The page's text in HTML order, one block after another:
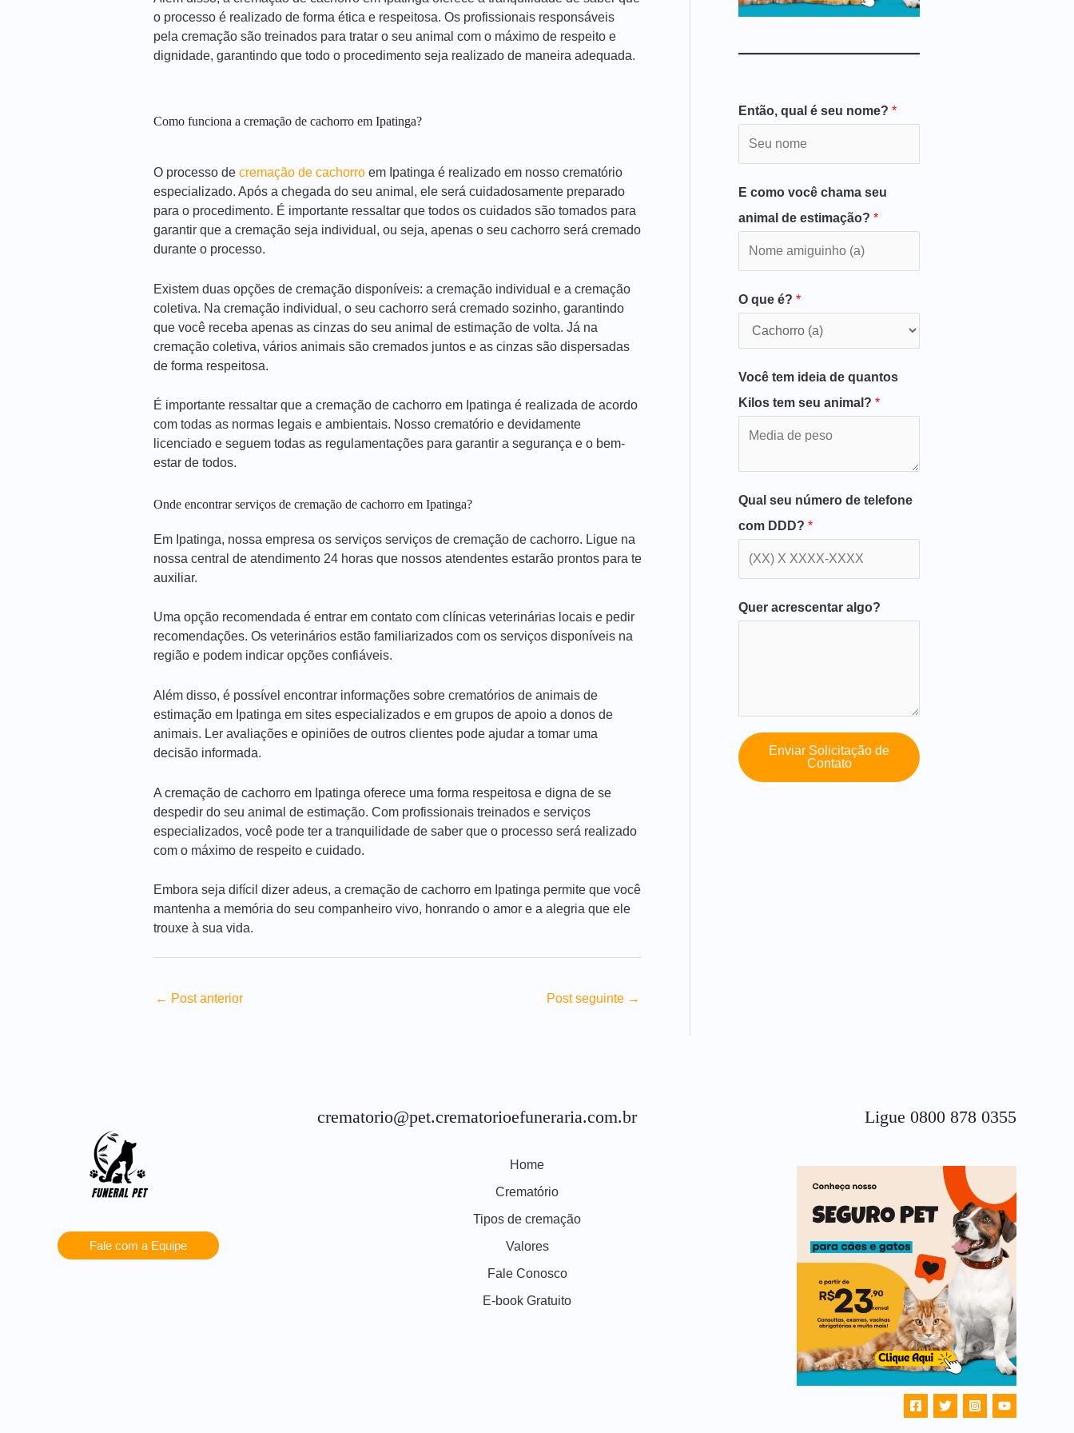
o processo é realizado de forma ética e respeitosa. Os profissionais responsáveis
pela cremação são treinados para tratar o seu animal com o máximo de respeito e
dignidade, garantindo que todo o procedimento seja realizado de maneira adequada.
Como funciona a cremação de cachorro em Ipatinga?
O processo de cremação de cachorro em Ipatinga é realizado em nosso crematório
especializado. Após a chegada do seu animal, ele será cuidadosamente preparado
para o procedimento. É importante ressaltar que todos os cuidados são tomados para
garantir que a cremação seja individual, ou seja, apenas o seu cachorro será cremado
durante o processo.
Existem duas opções de cremação disponíveis: a cremação individual e a cremação
coletiva. Na cremação individual, o seu cachorro será cremado sozinho, garantindo
que você receba apenas as cinzas do seu animal de estimação de volta. Já na
cremação coletiva, vários animais são cremados juntos e as cinzas são dispersadas
de forma respeitosa.
É importante ressaltar que a cremação de cachorro em Ipatinga é realizada de acordo
com todas as normas legais e ambientais. Nosso crematório e devidamente
licenciado e seguem todas as regulamentações para garantir a segurança e o bem-
estar de todos.
Onde encontrar serviços de cremação de cachorro em Ipatinga?
Em Ipatinga, nossa empresa os serviços serviços de cremação de cachorro. Ligue na
nossa central de atendimento 24 horas que nossos atendentes estarão prontos para te
auxiliar.
Uma opção recomendada é entrar em contato com clínicas veterinárias locais e pedir
recomendações. Os veterinários estão familiarizados com os serviços disponíveis na
região e podem indicar opções confiáveis.
Além disso, é possível encontrar informações sobre crematórios de animais de
estimação em Ipatinga em sites especializados e em grupos de apoio a donos de
animais. Ler avaliações e opiniões de outros clientes pode ajudar a tomar uma
decisão informada.
A cremação de cachorro em Ipatinga oferece uma forma respeitosa e digna de se
despedir do seu animal de estimação. Com profissionais treinados e serviços
especializados, você pode ter a tranquilidade de saber que o processo será realizado
com o máximo de respeito e cuidado.
Embora seja difícil dizer adeus, a cremação de cachorro em Ipatinga permite que você
mantenha a memória do seu companheiro vivo, honrando o amor e a alegria que ele
trouxe à sua vida.
← Post anterior Post seguinte →
Então, qual é seu nome? *
E como você chama seu
animal de estimação? *
O que é? *
Você tem ideia de quantos
Kilos tem seu animal? *
Qual seu número de telefone
com DDD? *
Quer acrescentar algo?
Enviar Solicitação de
Contato
Fale com a Equipe
crematorio@pet.crematorioefuneraria.com.br
Home
Crematório
Tipos de cremação
Valores
Fale Conosco
E-book Gratuito
Ligue 0800 878 0355